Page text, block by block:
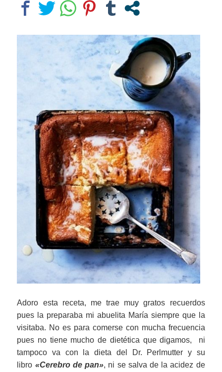
Adoro esta receta, me trae muy gratos recuerdos
pues la preparaba mi abuelita María siempre que la
visitaba. No es para comerse con mucha frecuencia
pues no tiene mucho de dietética que digamos, ni
tampoco va con la dieta del Dr. Perlmutter y su
libro «Cerebro de pan», ni se salva de la acidez de